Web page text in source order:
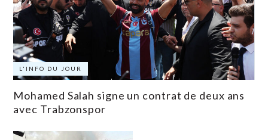
L'INFO DU JOUR
Mohamed Salah signe un contrat de deux ans
avec Trabzonspor